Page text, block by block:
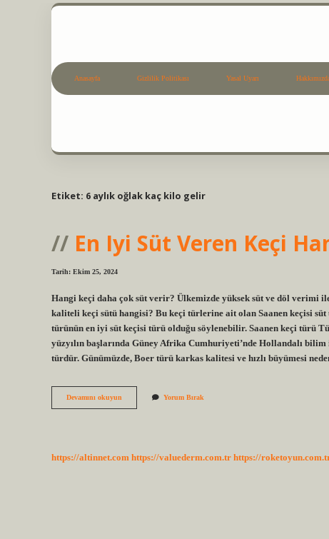
Anasayfa Gizlilik Politikası Yasal Uyarı
Etiket: 6 aylık oğlak kaç kilo gelir
En Iyi Süt Veren Keçi
Tarih: Ekim 25, 2024
Hangi keçi daha çok süt verir? Ülkemizde yüksek süt ve döl verimi
kaliteli keçi sütü hangisi? Bu keçi türlerine ait olan Saanen keçisi
türünün en iyi süt keçisi türü olduğu söylenebilir. Saanen keçi türü
yüzyılın başlarında Güney Afrika Cumhuriyeti’nde Hollandalı
türdür. Günümüzde, Boer türü karkas kalitesi ve hızlı büyümesi
Devamını okuyun
Iyi
Yorum Bırak
https://altinnet.com https://valuederm.com.tr https://